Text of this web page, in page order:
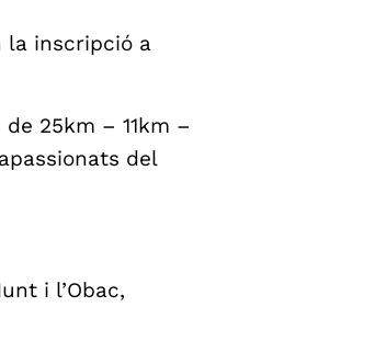
la inscripció a
25km – 11km –
del
i l’Obac,